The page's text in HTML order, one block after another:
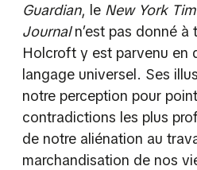
Guardian, le New York
Journaln’est pas donné à
Holcroft y est parvenu en
langage universel. Ses
notre perception pour
contradictions les plus
de notre aliénation au
marchandisation de nos